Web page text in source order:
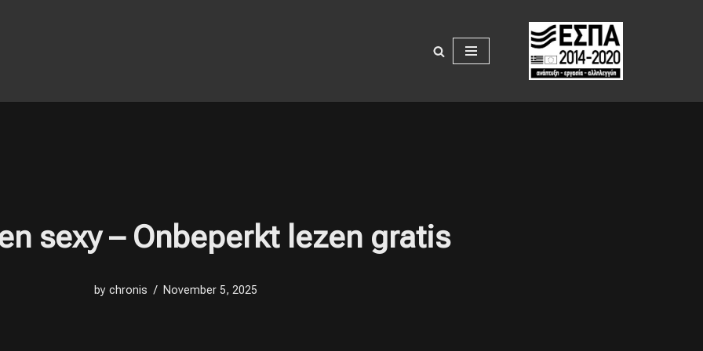
sexy – Onbeperkt lezen gratis
by chronis November 5, 2025